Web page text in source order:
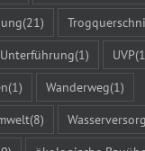
(21)
Unterführung(1) UVP
(1) Wanderweg(1)
(8)